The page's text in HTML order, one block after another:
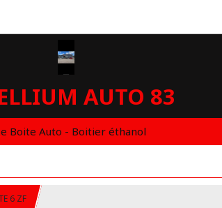
AUTO 83
Boite Auto - Boitier éthanol
6 ZF